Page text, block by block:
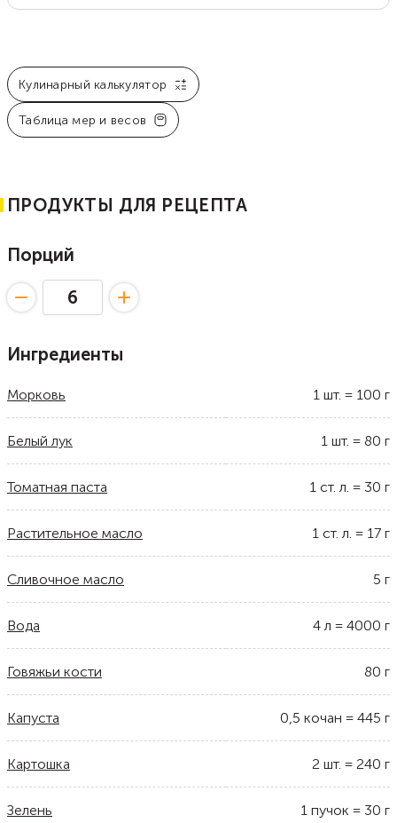
Кулинарный калькулятор
Таблица мер и весов
ПРОДУКТЫ ДЛЯ РЕЦЕПТА
Порций
Ингредиенты
Морковь 1 шт. = 100 г
Белый лук 1 шт. = 80 г
Томатная паста 1 ст. л. = 30 г
Растительное масло 1 ст. л. = 17 г
Сливочное масло 5 г
Вода 4 л = 4000 г
Говяжьи кости 80 г
Капуста 0,5 кочан = 445 г
Картошка 2 шт. = 240 г
Зелень 1 пучок = 30 г